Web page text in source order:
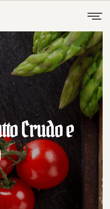
Crudo e